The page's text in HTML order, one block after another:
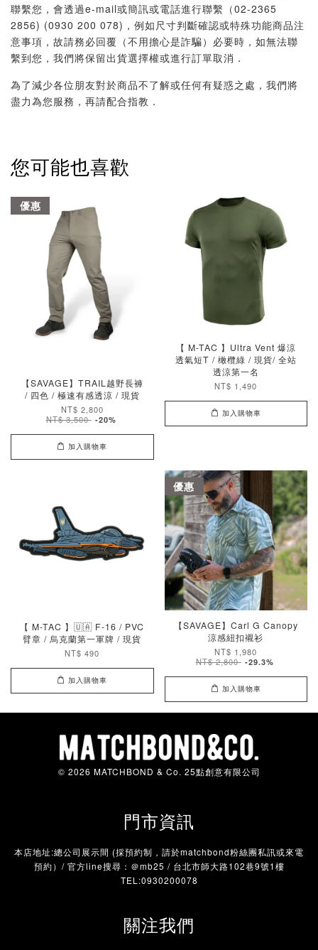
聯繫您，會透過e-mail或簡訊或電話進行聯繫（02-2365
2856) (0930 200 078)，例如尺寸判斷確認或特殊功能商品注
意事項，故請務必回覆（不用擔心是詐騙）必要時，如無法聯
繫到您，我們將保留出貨選擇權或進行訂單取消．
為了減少各位朋友對於商品不了解或任何有疑惑之處，我們將
盡力為您服務，再請配合指教．
您可能也喜歡
優惠
【SAVAGE】TRAIL越野長褲
/ 四色 / 極速有感透涼 / 現貨
NT$ 2,800
NT$ 3,500 -20%
加入購物車
【 M-TAC 】Ultra Vent 爆涼
透氣短T / 橄欖綠 / 現貨/ 全站
透涼第一名
NT$ 1,490
加入購物車
【 M-TAC 】🇺🇦 F-16 / PVC
臂章 / 烏克蘭第一軍牌 / 現貨
NT$ 490
加入購物車
優惠
【SAVAGE】Carl G Canopy
涼感紐扣襯衫
NT$ 1,980
NT$ 2,800 -29.3%
加入購物車
© 2026 MATCHBOND & Co. 25點創意有限公司
門市資訊
本店地址:總公司展示間 (採預約制，請於matchbond粉絲團私訊或來電
預約）/ 官方line搜尋：＠mb25 / 台北市師大路102巷9號1樓
TEL:0930200078
關注我們